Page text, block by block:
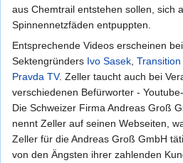
aus Chemtrail entstehen sollen, sich
Spinnennetzfäden entpuppten.
Entsprechende Videos erscheinen
Sektengründers Ivo Sasek Transition
Pravda TV. Zeller taucht auch bei
verschiedenen Befürworter -
Die Schweizer Firma Andreas Groß
nennt Zeller auf seinen Webseiten,
Zeller für die Andreas Groß GmbH
von den Ängsten ihrer zahlenden